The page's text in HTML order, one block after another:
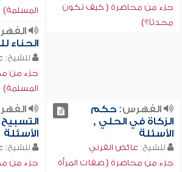
جزء من محاضرة ( كيف تكون
محدثاً؟)
المسلمة)
الحناء
للشيخ:
جزء من
المسلمة)
الفهرس:حكم
الزكاة في الحلي ,
الأسئلة
للشيخ: عائض القرني
جزء من محاضرة ( صفات المرأة
التسبيح
الأسئلة
للشيخ:
جزء من